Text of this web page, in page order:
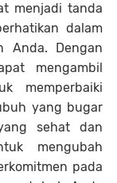
menjadi tanda
dalam
Anda. Dengan
mengambil
memperbaiki
yang bugar
sehat dan
mengubah
pada